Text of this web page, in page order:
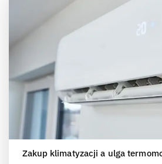
Zakup klimatyzacji a ulga